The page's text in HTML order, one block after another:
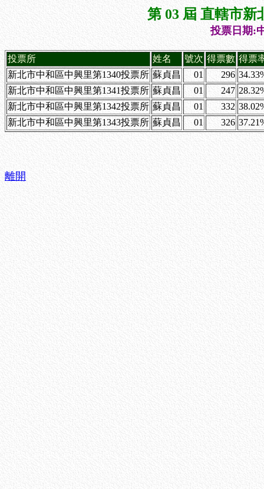
第 03 屆 直轄市新
投票日期:
投票所 姓名 號次 得票數 得票
新北市中和區中興里第1340投票所 蘇貞昌 01 296
新北市中和區中興里第1341投票所 蘇貞昌 01 247
新北市中和區中興里第1342投票所 蘇貞昌 01 332
新北市中和區中興里第1343投票所 蘇貞昌 01 326
離開